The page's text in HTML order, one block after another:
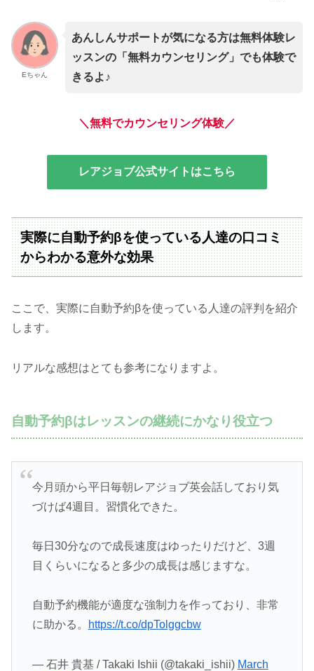
Eちゃん
あんしんサポートが気になる方は無料体験レ
ッスンの「無料カウンセリング」でも体験で
きるよ♪
＼無料でカウンセリング体験／
レアジョブ公式サイトはこちら
実際に自動予約βを使っている人達の口コミ
からわかる意外な効果
ここで、実際に自動予約βを使っている人達の評判を紹介
します。
リアルな感想はとても参考になりますよ。
自動予約βはレッスンの継続にかなり役立つ
今月頭から平日毎朝レアジョブ英会話しており気
づけば4週目。習慣化できた。
毎日30分なので成長速度はゆったりだけど、3週
目くらいになると多少の成長は感じますな。
自動予約機能が適度な強制力を作っており、非常
に助かる。
https://t.co/dpTolggcbw
— 石井 貴基 / Takaki Ishii (@takaki_ishii) March